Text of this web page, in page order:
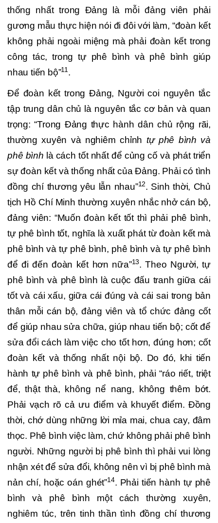
thống nhất trong Đảng là mỗi đảng viên phải
gương mẫu thực hiện nói đi đôi với làm, “đoàn kết
không phải ngoài miệng mà phải đoàn kết trong
công tác, trong tự phê bình và phê bình giúp
nhau tiến bộ”11 .
Để đoàn kết trong Đảng, Người coi nguyên tắc
tập trung dân chủ là nguyên tắc cơ bản và quan
trọng: “Trong Đảng thực hành dân chủ rộng rãi,
thường xuyên và nghiêm chỉnh tự phê bình và
phê bình là cách tốt nhất để củng cố và phát triển
sự đoàn kết và thống nhất của Đảng. Phải có tình
đồng chí thương yêu lẫn nhau”12. Sinh thời, Chủ
tịch Hồ Chí Minh thường xuyên nhắc nhở cán bộ,
đảng viên: “Muốn đoàn kết tốt thì phải phê bình,
tự phê bình tốt, nghĩa là xuất phát từ đoàn kết mà
phê bình và tự phê bình, phê bình và tự phê bình
để đi đến đoàn kết hơn nữa”13. Theo Người, tự
phê bình và phê bình là cuộc đấu tranh giữa cái
tốt và cái xấu, giữa cái đúng và cái sai trong bản
thân mỗi cán bộ, đảng viên và tổ chức đảng cốt
để giúp nhau sửa chữa, giúp nhau tiến bộ; cốt để
sửa đổi cách làm việc cho tốt hơn, đúng hơn; cốt
đoàn kết và thống nhất nội bộ. Do đó, khi tiến
hành tự phê bình và phê bình, phải “ráo riết, triệt
để, thật thà, không nể nang, không thêm bớt.
Phải vạch rõ cả ưu điểm và khuyết điểm. Đồng
thời, chớ dùng những lời mỉa mai, chua cay, đâm
thọc. Phê bình việc làm, chứ không phải phê bình
người. Những người bị phê bình thì phải vui lòng
nhận xét để sửa đổi, không nên vì bị phê bình mà
nản chí, hoặc oán ghét”14. Phải tiến hành tự phê
bình và phê bình một cách thường xuyên,
nghiêm túc, trên tinh thần tình đồng chí thương